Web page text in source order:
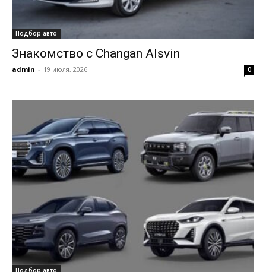
Подбор авто
Знакомство с Changan Alsvin
admin - 19 июля, 2026 0
Подбор авто